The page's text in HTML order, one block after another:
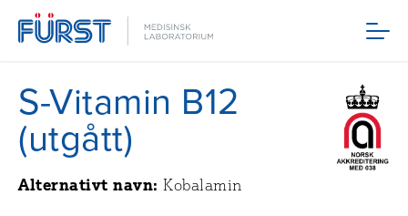
Meny
S-Vitamin B12
(utgått)
Alternativt navn:Kobalamin